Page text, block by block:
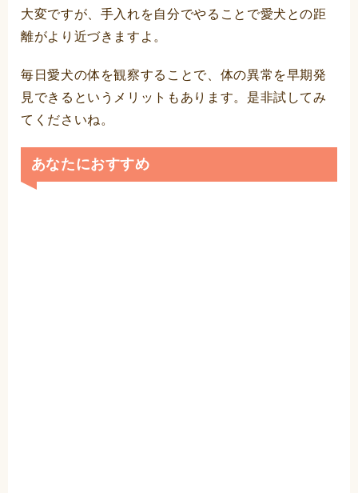
大変ですが、手入れを自分でやることで愛犬との距
離がより近づきますよ。
毎日愛犬の体を観察することで、体の異常を早期発
見できるというメリットもあります。是非試してみ
てくださいね。
あなたにおすすめ